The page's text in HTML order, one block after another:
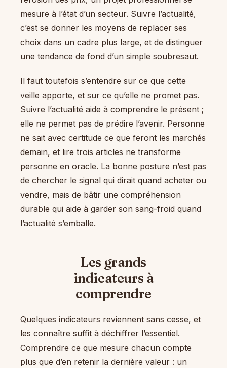
mesure à l’état d’un secteur. Suivre l’actualité,
c’est se donner les moyens de replacer ses
choix dans un cadre plus large, et de distinguer
une tendance de fond d’un simple soubresaut.
Il faut toutefois s’entendre sur ce que cette
veille apporte, et sur ce qu’elle ne promet pas.
Suivre l’actualité aide à comprendre le présent ;
elle ne permet pas de prédire l’avenir. Personne
ne sait avec certitude ce que feront les marchés
demain, et lire trois articles ne transforme
personne en oracle. La bonne posture n’est pas
de chercher le signal qui dirait quand acheter ou
vendre, mais de bâtir une compréhension
durable qui aide à garder son sang-froid quand
l’actualité s’emballe.
Les grands
indicateurs à
comprendre
Quelques indicateurs reviennent sans cesse, et
les connaître suffit à déchiffrer l’essentiel.
Comprendre ce que mesure chacun compte
plus que d’en retenir la dernière valeur : un